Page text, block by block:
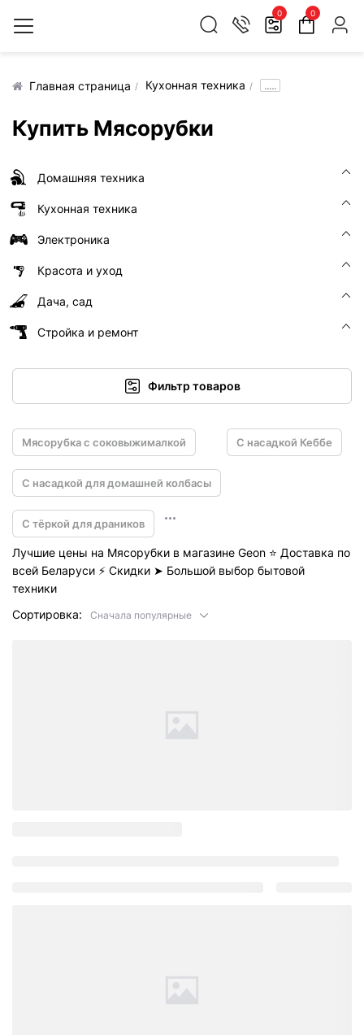
0 0
Главная страница Кухонная техника .....
Купить Мясорубки
Домашняя техника
Кухонная техника
Электроника
Красота и уход
Дача, сад
Стройка и ремонт
Фильтр товаров
Мясорубка с соковыжималкой С насадкой Кеббе
С насадкой для домашней колбасы
С тёркой для драников
Лучшие цены на Мясорубки в магазине Geon ⭐️ Доставка по
всей Беларуси ⚡ Скидки ➤ Большой выбор бытовой
техники
Сортировка:
Сначала популярные